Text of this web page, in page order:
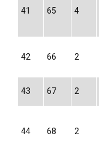
41 65 4
42 66 2
43 67 2
44 68 2